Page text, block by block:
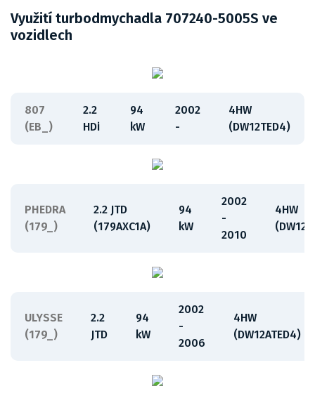
Využití turbodmychadla 707240-5005S ve
vozidlech
807
(EB_)
2.2
HDi
94
kW
2002
-
4HW
(DW12TED4)
PHEDRA
(179_)
2.2 JTD
(179AXC1A)
94
kW
2002
-
2010
4HW
ULYSSE
(179_)
2.2
JTD
94
kW
2002
-
2006
4HW
(DW12ATED4)